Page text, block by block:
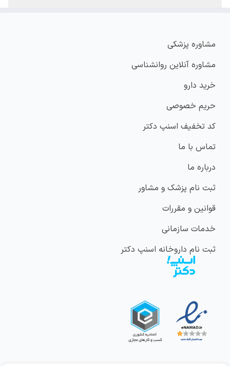
مشاوره پزشکی
مشاوره آنلاین روانشناسی
خرید دارو
حریم خصوصی
کد تخفیف اسنپ دکتر
تماس با ما
درباره ما
ثبت نام پزشک و مشاور
قوانین و مقررات
خدمات سازمانی
ثبت نام داروخانه اسنپ دکتر